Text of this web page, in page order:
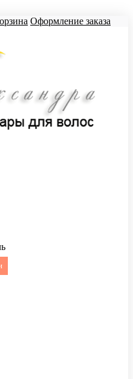
Оформление заказа